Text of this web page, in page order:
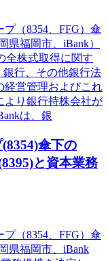
（8354、FFG）傘
県福岡市、iBank）
全株式取得に関す
銀行、その他銀行法
経営管理およびこれ
より銀行持株会社が
は、銀
傘下の
と資本業務
（8354、FFG）傘
県福岡市、iBank